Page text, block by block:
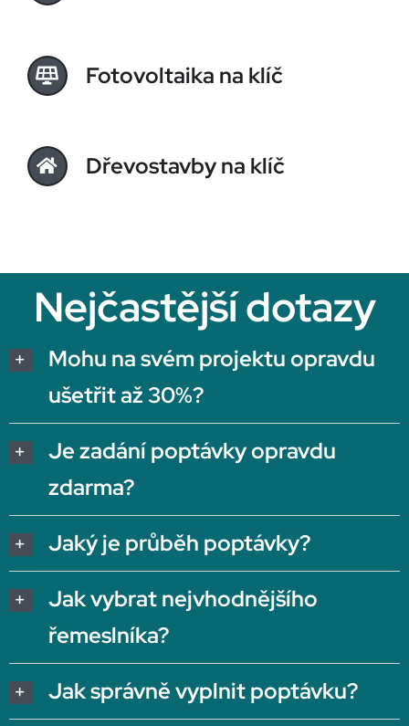
Fotovoltaika na klíč
Dřevostavby na klíč
Nejčastější dotazy
Mohu na svém projektu opravdu
ušetřit až 30%?
Je zadání poptávky opravdu
zdarma?
Jaký je průběh poptávky?
Jak vybrat nejvhodnějšího
řemeslníka?
Jak správně vyplnit poptávku?